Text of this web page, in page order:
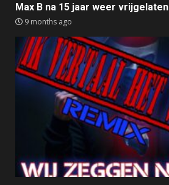
Max B na 15 jaar weer vrijgelaten
9 months ago